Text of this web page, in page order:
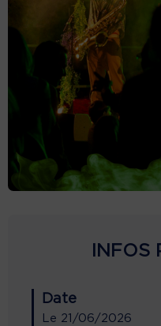
INFOS
Date
Le 21/06/2026